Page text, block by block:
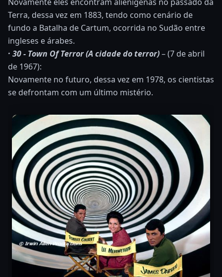
Terra, dessa vez em 1883, tendo como cenário de
fundo a Batalha de Cartum, ocorrida no Sudão entre
ingleses e árabes.
· 30 - Town Of Terror (A cidade do terror)– (7 de abril
de 1967):
Novamente no futuro, dessa vez em 1978, os cientistas
se defrontam com um último mistério.